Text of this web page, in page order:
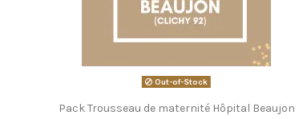
Out-of-Stock
Pack Trousseau de maternité Hôpital Beaujon